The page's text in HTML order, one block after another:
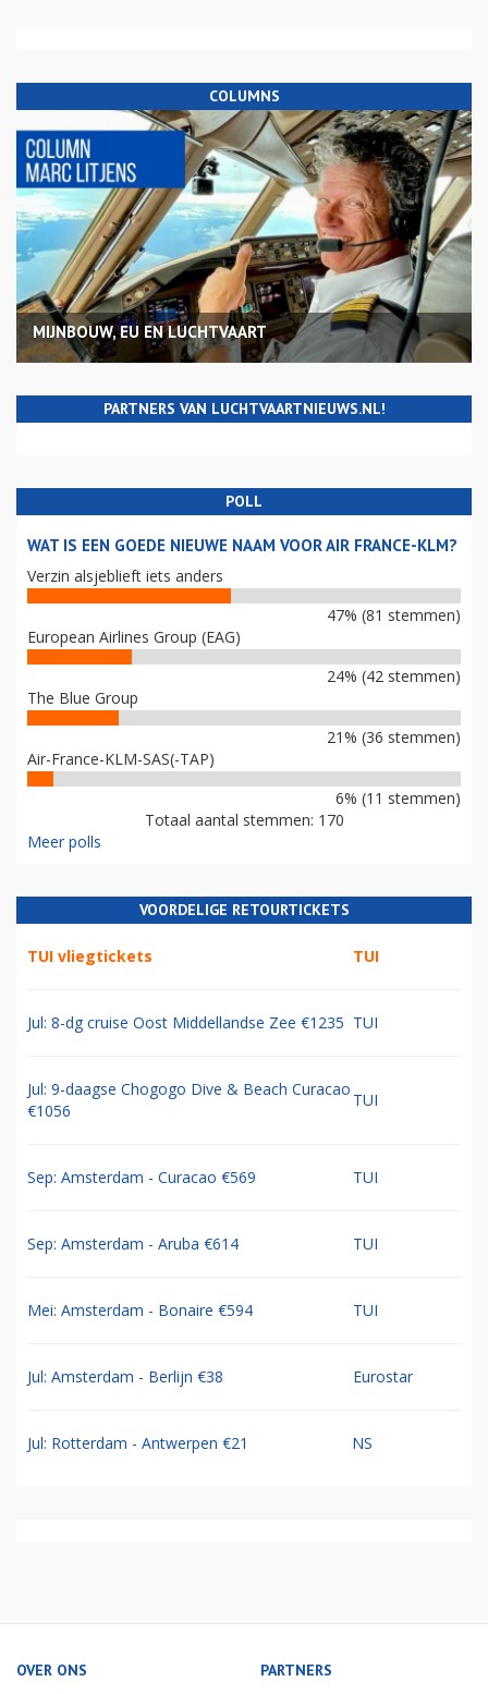
COLUMNS
MIJNBOUW, EU EN LUCHTVAART
PARTNERS VAN LUCHTVAARTNIEUWS.NL!
POLL
WAT IS EEN GOEDE NIEUWE NAAM VOOR AIR FRANCE-KLM?
Verzin alsjeblieft iets anders
47% (81 stemmen)
European Airlines Group (EAG)
24% (42 stemmen)
The Blue Group
21% (36 stemmen)
Air-France-KLM-SAS(-TAP)
6% (11 stemmen)
Totaal aantal stemmen: 170
Meer polls
VOORDELIGE RETOURTICKETS
TUI vliegtickets TUI
Jul: 8-dg cruise Oost Middellandse Zee €1235 TUI
Jul: 9-daagse Chogogo Dive & Beach Curacao
€1056
TUI
Sep: Amsterdam - Curacao €569 TUI
Sep: Amsterdam - Aruba €614 TUI
Mei: Amsterdam - Bonaire €594 TUI
Jul: Amsterdam - Berlijn €38 Eurostar
Jul: Rotterdam - Antwerpen €21 NS
OVER ONS PARTNERS